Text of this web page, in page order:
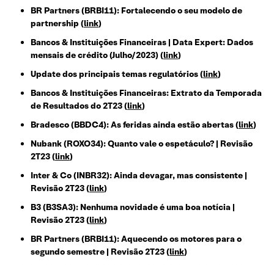
BR Partners (BRBI11): Fortalecendo o seu modelo de
partnership (link)
Bancos & Instituições Financeiras | Data Expert: Dados
mensais de crédito (Julho/2023) (link)
Update dos principais temas regulatórios (link)
Bancos & Instituições Financeiras: Extrato da Temporada
de Resultados do 2T23 (link)
Bradesco (BBDC4): As feridas ainda estão abertas (link)
Nubank (ROXO34): Quanto vale o espetáculo? | Revisão
2T23 (link)
Inter & Co (INBR32): Ainda devagar, mas consistente |
Revisão 2T23 (link)
B3 (B3SA3): Nenhuma novidade é uma boa notícia |
Revisão 2T23 (link)
BR Partners (BRBI11): Aquecendo os motores para o
segundo semestre | Revisão 2T23 (link)